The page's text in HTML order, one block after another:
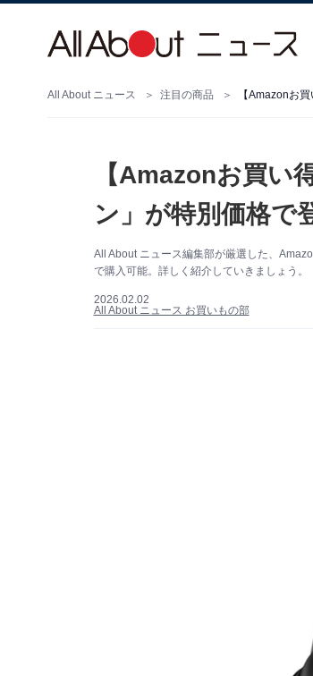
All About ニュース 注目の商品 【Amazonお
【Amazonお買い
ン」が特別価格で
All About ニュース編集部が厳選した、
で購入可能。詳しく紹介していきましょう。
2026.02.02
All About ニュース お買いもの部